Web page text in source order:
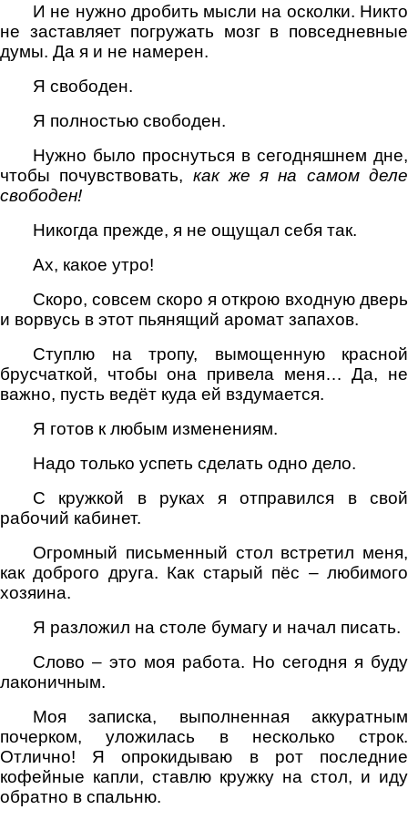
И не нужно дробить мысли на осколки. Никто
не заставляет погружать мозг в повседневные
думы. Да я и не намерен.
Я свободен.
Я полностью свободен.
Нужно было проснуться в сегодняшнем дне,
чтобы почувствовать, как же я на самом деле
свободен!
Никогда прежде, я не ощущал себя так.
Ах, какое утро!
Скоро, совсем скоро я открою входную дверь
и ворвусь в этот пьянящий аромат запахов.
Ступлю на тропу, вымощенную красной
брусчаткой, чтобы она привела меня… Да, не
важно, пусть ведёт куда ей вздумается.
Я готов к любым изменениям.
Надо только успеть сделать одно дело.
С кружкой в руках я отправился в свой
рабочий кабинет.
Огромный письменный стол встретил меня,
как доброго друга. Как старый пёс – любимого
хозяина.
Я разложил на столе бумагу и начал писать.
Слово – это моя работа. Но сегодня я буду
лаконичным.
Моя записка, выполненная аккуратным
почерком, уложилась в несколько строк.
Отлично! Я опрокидываю в рот последние
кофейные капли, ставлю кружку на стол, и иду
обратно в спальню.